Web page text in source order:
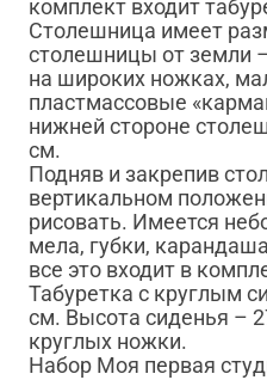
комплект входит
Столешница имеет
столешницы от земли
на широких ножках,
пластмассовые
нижней стороне
см.
Подняв и закрепив
вертикальном
рисовать. Имеется
мела, губки,
все это входит в
Табуретка с круглым
см. Высота сиденья –
круглых ножки.
Набор Моя первая